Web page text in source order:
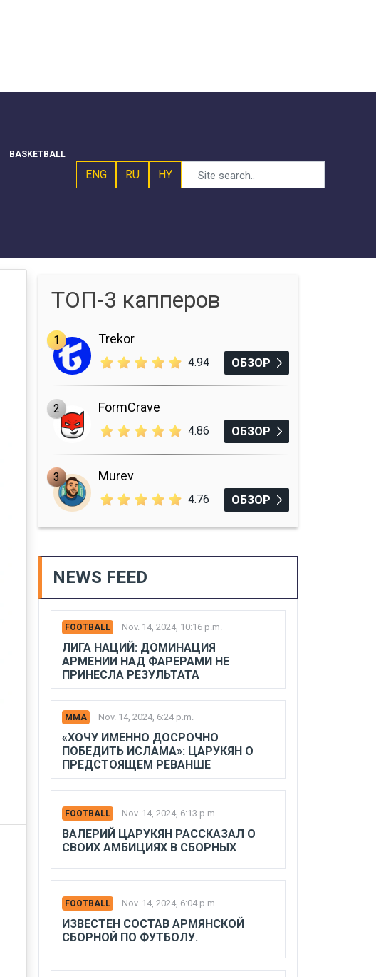
BASKETBALL
ENG RU HY
ТОП-3 капперов
1 Trekor
4.94 ОБЗОР
2 FormCrave
4.86 ОБЗОР
3 Murev
4.76 ОБЗОР
NEWS FEED
FOOTBALL Nov. 14, 2024, 10:16 p.m.
ЛИГА НАЦИЙ: ДОМИНАЦИЯ
АРМЕНИИ НАД ФАРЕРАМИ НЕ
ПРИНЕСЛА РЕЗУЛЬТАТА
MMA Nov. 14, 2024, 6:24 p.m.
«ХОЧУ ИМЕННО ДОСРОЧНО
ПОБЕДИТЬ ИСЛАМА»: ЦАРУКЯН О
ПРЕДСТОЯЩЕМ РЕВАНШЕ
FOOTBALL Nov. 14, 2024, 6:13 p.m.
ВАЛЕРИЙ ЦАРУКЯН РАССКАЗАЛ О
СВОИХ АМБИЦИЯХ В СБОРНЫХ
FOOTBALL Nov. 14, 2024, 6:04 p.m.
ИЗВЕСТЕН СОСТАВ АРМЯНСКОЙ
СБОРНОЙ ПО ФУТБОЛУ.